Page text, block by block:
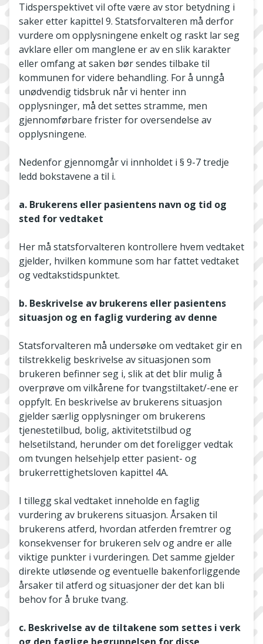
Tidsperspektivet vil ofte være av stor betydning i
saker etter kapittel 9. Statsforvalteren må derfor
vurdere om opplysningene enkelt og raskt lar seg
avklare eller om manglene er av en slik karakter
eller omfang at saken bør sendes tilbake til
kommunen for videre behandling. For å unngå
unødvendig tidsbruk når vi henter inn
opplysninger, må det settes stramme, men
gjennomførbare frister for oversendelse av
opplysningene.
Nedenfor gjennomgår vi innholdet i § 9-7 tredje
ledd bokstavene a til i.
a. Brukerens eller pasientens navn og tid og
sted for vedtaket
Her må statsforvalteren kontrollere hvem vedtaket
gjelder, hvilken kommune som har fattet vedtaket
og vedtakstidspunktet.
b. Beskrivelse av brukerens eller pasientens
situasjon og en faglig vurdering av denne
Statsforvalteren må undersøke om vedtaket gir en
tilstrekkelig beskrivelse av situasjonen som
brukeren befinner seg i, slik at det blir mulig å
overprøve om vilkårene for tvangstiltaket/-ene er
oppfylt. En beskrivelse av brukerens situasjon
gjelder særlig opplysninger om brukerens
tjenestetilbud, bolig, aktivitetstilbud og
helsetilstand, herunder om det foreligger vedtak
om tvungen helsehjelp etter pasient- og
brukerrettighetsloven kapittel 4A.
I tillegg skal vedtaket inneholde en faglig
vurdering av brukerens situasjon. Årsaken til
brukerens atferd, hvordan atferden fremtrer og
konsekvenser for brukeren selv og andre er alle
viktige punkter i vurderingen. Det samme gjelder
direkte utløsende og eventuelle bakenforliggende
årsaker til atferd og situasjoner der det kan bli
behov for å bruke tvang.
c. Beskrivelse av de tiltakene som settes i verk